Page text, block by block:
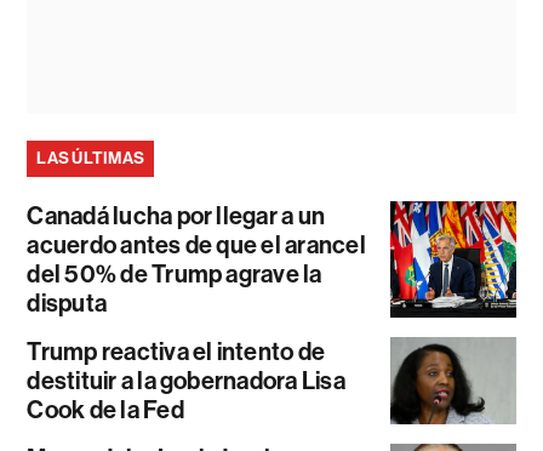
LAS ÚLTIMAS
Canadá lucha por llegar a un
acuerdo antes de que el arancel
del 50% de Trump agrave la
disputa
Trump reactiva el intento de
destituir a la gobernadora Lisa
Cook de la Fed